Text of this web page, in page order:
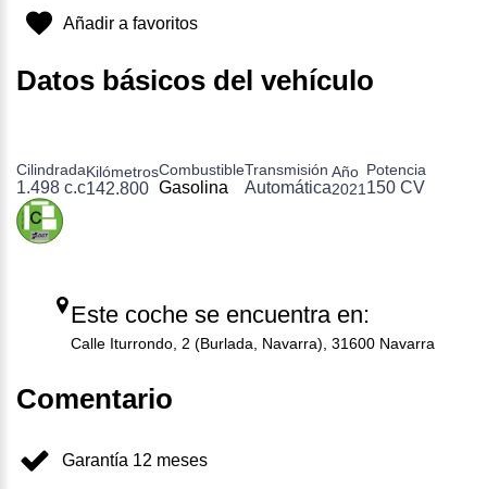
Añadir a favoritos
Datos básicos del vehículo
Cilindrada
1.498 c.c
Kilómetros
142.800
Combustible
Gasolina
Transmisión
Automática
Año
2021
Potencia
150 CV
Este coche se encuentra en:
Calle Iturrondo, 2 (Burlada, Navarra), 31600 Navarra
Comentario
Garantía 12 meses